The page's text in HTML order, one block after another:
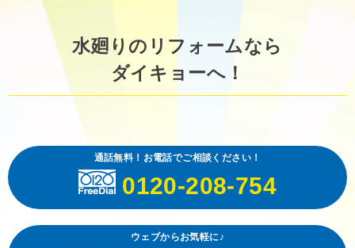
水廻りのリフォームなら
ダイキョーへ！
通話無料！お電話でご相談ください！
0120-208-754
ウェブからお気軽に♪